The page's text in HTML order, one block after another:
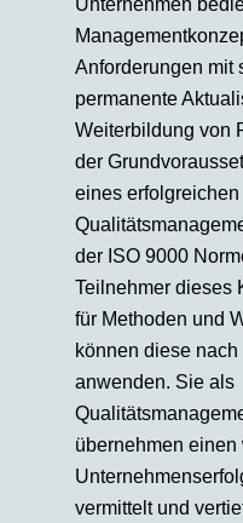
Unternehmen
Anforderungen mit
permanente
Weiterbildung von
der
eines
der ISO 9000
Teilnehmer dieses
für Methoden und
können diese
anwenden. Sie als
übernehmen
vermittelt und